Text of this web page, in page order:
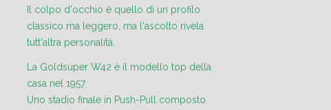
Il colpo d'occhio è quello di un profilo
classico ma leggero, ma l'ascolto rivela
tutt'altra personalità.
La Goldsuper W42 è il modello top della
casa nel 1957.
Uno stadio finale in Push-Pull composto